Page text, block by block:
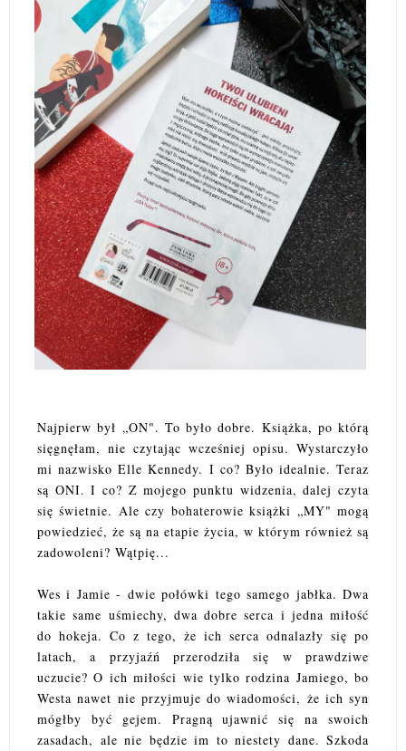
Najpierw był „ON". To było dobre. Książka, po którą
sięgnęłam, nie czytając wcześniej opisu. Wystarczyło
mi nazwisko Elle Kennedy. I co? Było idealnie. Teraz
są ONI. I co? Z mojego punktu widzenia, dalej czyta
się świetnie. Ale czy bohaterowie książki „MY" mogą
powiedzieć, że są na etapie życia, w którym również są
zadowoleni? Wątpię...
Wes i Jamie - dwie połówki tego samego jabłka. Dwa
takie same uśmiechy, dwa dobre serca i jedna miłość
do hokeja. Co z tego, że ich serca odnalazły się po
latach, a przyjaźń przerodziła się w prawdziwe
uczucie? O ich miłości wie tylko rodzina Jamiego, bo
Westa nawet nie przyjmuje do wiadomości, że ich syn
mógłby być gejem. Pragną ujawnić się na swoich
zasadach, ale nie będzie im to niestety dane. Szkoda